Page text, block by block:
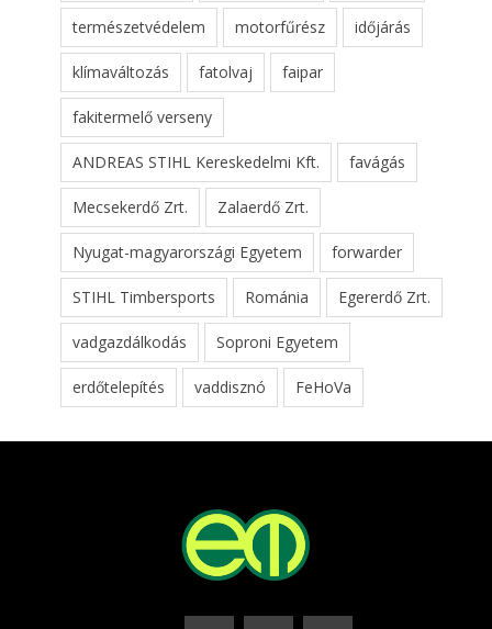
természetvédelem motorfűrész időjárás
klímaváltozás fatolvaj faipar
fakitermelő verseny
ANDREAS STIHL Kereskedelmi Kft. favágás
Mecsekerdő Zrt. Zalaerdő Zrt.
Nyugat-magyarországi Egyetem forwarder
STIHL Timbersports Románia Egererdő Zrt.
vadgazdálkodás Soproni Egyetem
erdőtelepítés vaddisznó FeHoVa